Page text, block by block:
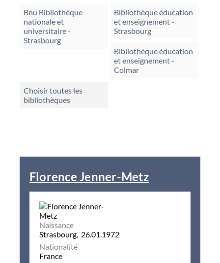
Bnu Bibliothèque
nationale et
universitaire -
Strasbourg
Bibliothèque éducation
et enseignement -
Strasbourg
Bibliothèque éducation
et enseignement -
Colmar
Choisir toutes les
bibliothèques
Florence Jenner-Metz
Naissance
Strasbourg, 26.01.1972
Nationalité
France